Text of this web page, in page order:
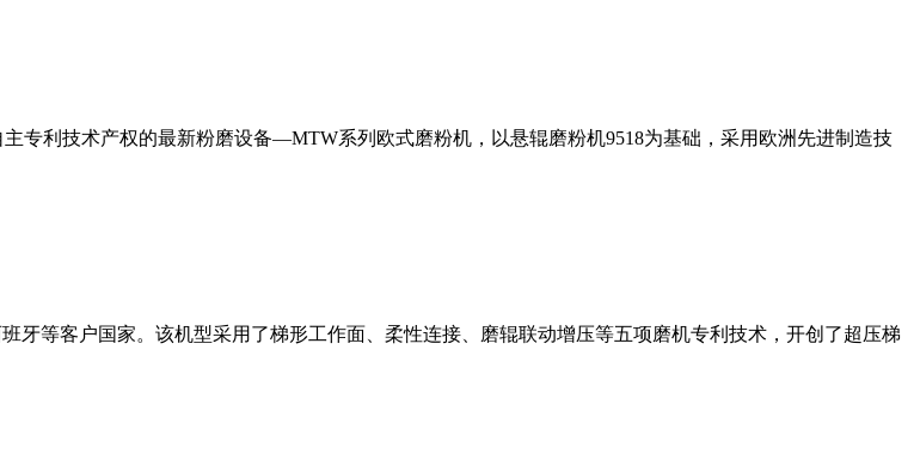
专利技术产权的最新粉磨设备—MTW系列欧式磨粉机，以悬辊磨粉机9518为基础，采用欧洲先进制造技
牙等客户国家。该机型采用了梯形工作面、柔性连接、磨辊联动增压等五项磨机专利技术，开创了超压梯